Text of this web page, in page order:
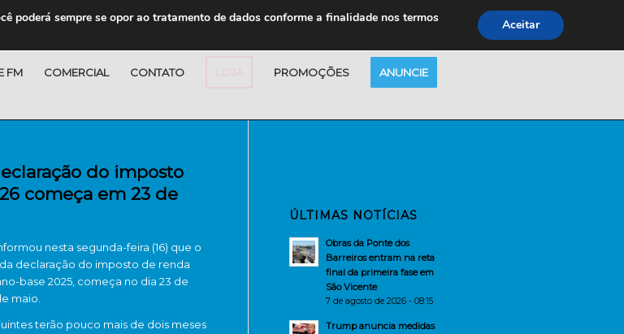
FM COMERCIAL CONTATO PROMOÇÕES ANUNCIE
do imposto
começa em 23 de
nesta segunda-feira (16) que o
declaração do imposto de renda
base 2025, começa no dia 23 de
maio.
terão pouco mais de dois meses
ÚLTIMAS NOTÍCIAS
Obras da Ponte dos
Barreiros entram na reta
final da primeira fase em
São Vicente
7 de agosto de 2026 - 08:15
Trump anuncia medidas
poderá sempre se opor ao tratamento de dados conforme a finalidade nos termos
Aceitar